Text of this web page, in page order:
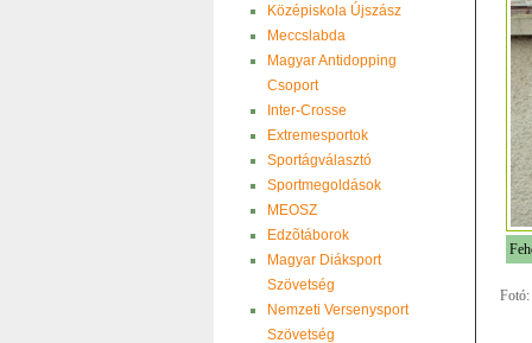
Középiskola Újszász
Meccslabda
Magyar Antidopping
Csoport
Inter-Crosse
Extremesportok
Sportágválasztó
Sportmegoldások
MEOSZ
Edzõtáborok
Magyar Diáksport
Szövetség
Nemzeti Versenysport
Szövetség